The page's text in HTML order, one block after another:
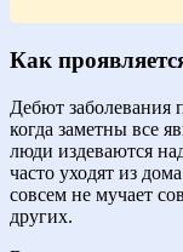
Как
Дебют заболевания
когда заметны все
люди издеваются
часто уходят из
совсем не мучает
других.